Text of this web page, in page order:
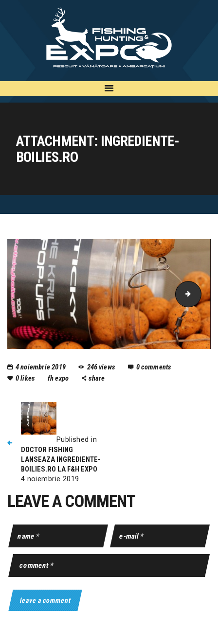
ATTACHMENT: INGREDIENTE-
BOILIES.RO
INFO
EXPOZANTI
EDITII
CONTACT
boilies
4 noiembrie 2019 246views 0comments
0likes fh expo share
Published in
DOCTOR FISHING
LANSEAZA INGREDIENTE-
BOILIES.RO LA F&H EXPO
4 noiembrie 2019
LEAVE A COMMENT